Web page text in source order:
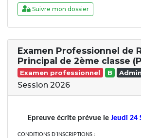
Suivre mon dossier
Examen Professionnel de
Principal de 2ème classe
Examen professionnel B
Session 2026
Epreuve écrite prévue leJeudi 24
CONDITIONS D'INSCRIPTIONS :